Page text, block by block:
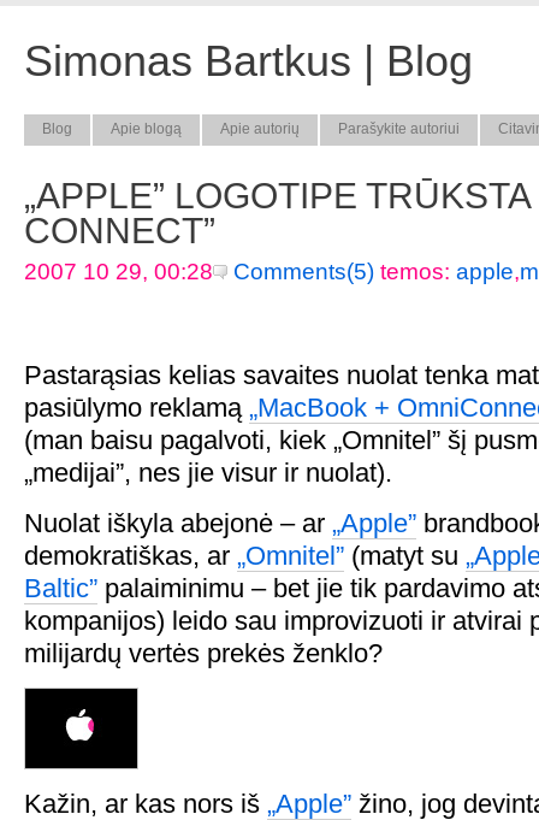
Simonas Bartkus | Blog
Blog Apie blogą Apie autorių Parašykite autoriui
„APPLE” LOGOTIPE TRŪKSTA
CONNECT”
2007 10 29, 00:28 Comments(5) temos: apple,
Pastarąsias kelias savaites nuolat tenka
pasiūlymo reklamą „MacBook +
(man baisu pagalvoti, kiek „Omnitel” šį
„medijai”, nes jie visur ir nuolat).
Nuolat iškyla abejonė – ar „Apple”
demokratiškas, ar „Omnitel” (matyt su
Baltic” palaiminimu – bet jie tik pardavimo
kompanijos) leido sau improvizuoti ir atvirai
milijardų vertės prekės ženklo?
Kažin, ar kas nors iš „Apple” žino, jog